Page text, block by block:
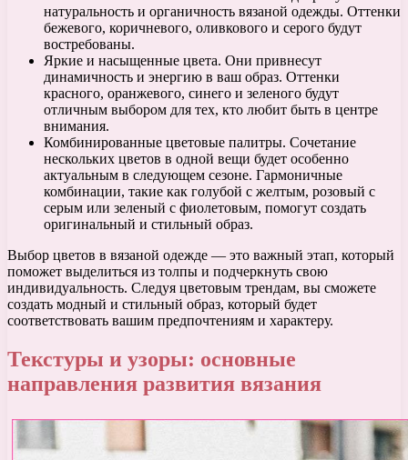
натуральность и органичность вязаной одежды. Оттенки
бежевого, коричневого, оливкового и серого будут
востребованы.
Яркие и насыщенные цвета. Они привнесут
динамичность и энергию в ваш образ. Оттенки
красного, оранжевого, синего и зеленого будут
отличным выбором для тех, кто любит быть в центре
внимания.
Комбинированные цветовые палитры. Сочетание
нескольких цветов в одной вещи будет особенно
актуальным в следующем сезоне. Гармоничные
комбинации, такие как голубой с желтым, розовый с
серым или зеленый с фиолетовым, помогут создать
оригинальный и стильный образ.
Выбор цветов в вязаной одежде — это важный этап, который
поможет выделиться из толпы и подчеркнуть свою
индивидуальность. Следуя цветовым трендам, вы сможете
создать модный и стильный образ, который будет
соответствовать вашим предпочтениям и характеру.
Текстуры и узоры: основные
направления развития вязания